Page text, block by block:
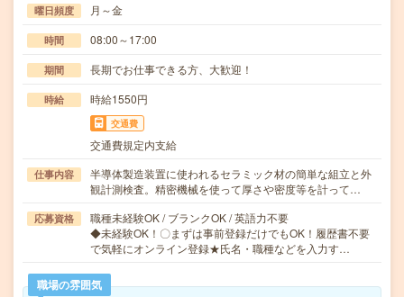
曜日頻度 月～金
時間 08:00～17:00
期間 長期でお仕事できる方、大歓迎！
時給 時給1550円
交通費
交通費規定内支給
仕事内容
半導体製造装置に使われるセラミック材の簡単な組立と外
観計測検査。精密機械を使って厚さや密度等を計って…
応募資格
職種未経験OK / ブランクOK / 英語力不要
◆未経験OK！〇まずは事前登録だけでもOK！履歴書不要
で気軽にオンライン登録★氏名・職種などを入力す…
職場の雰囲気